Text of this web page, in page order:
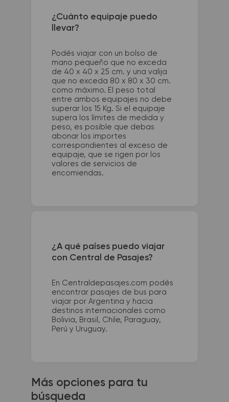
¿Cuánto equipaje puedo
llevar?
Podés viajar con un bolso de
mano pequeño que no exceda
de 40 x 40 x 25 cm. y una valija
que no exceda 80 x 80 x 30 cm.
como máximo. El peso total
entre ambos equipajes no debe
superar los 15 Kg. Si el equipaje
supera los límites de medida y
peso, es posible que debas
abonar los importes
correspondientes al exceso de
equipaje, que se rigen por los
valores de servicios de
encomiendas.
¿A qué países puedo viajar
con Central de Pasajes?
En Centraldepasajes.com podés
encontrar pasajes de bus para
viajar por Argentina y hacia
destinos internacionales como
Bolivia, Brasil, Chile, Paraguay,
Perú y Uruguay.
Más opciones para tu
búsqueda